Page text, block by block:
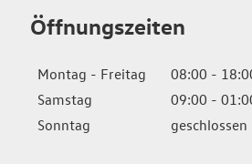
Öffnungszeiten
Montag - Freitag
08:00 -
Samstag
09:00 -
Sonntag
geschlossen